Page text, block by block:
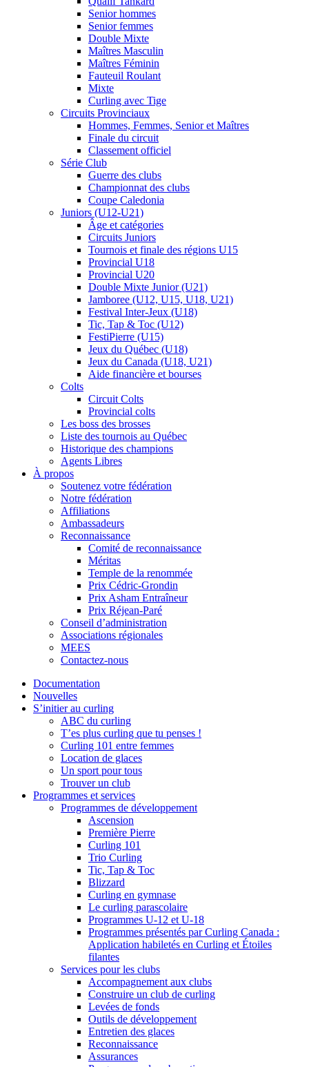
Senior hommes
Senior femmes
Double Mixte
Maîtres Masculin
Maîtres Féminin
Fauteuil Roulant
Mixte
Curling avec Tige
Circuits Provinciaux
Hommes, Femmes, Senior et Maîtres
Finale du circuit
Classement officiel
Série Club
Guerre des clubs
Championnat des clubs
Coupe Caledonia
Juniors (U12-U21)
Âge et catégories
Circuits Juniors
Tournois et finale des régions U15
Provincial U18
Provincial U20
Double Mixte Junior (U21)
Jamboree (U12, U15, U18, U21)
Festival Inter-Jeux (U18)
Tic, Tap & Toc (U12)
FestiPierre (U15)
Jeux du Québec (U18)
Jeux du Canada (U18, U21)
Aide financière et bourses
Colts
Circuit Colts
Provincial colts
Les boss des brosses
Liste des tournois au Québec
Historique des champions
Agents Libres
À propos
Soutenez votre fédération
Notre fédération
Affiliations
Ambassadeurs
Reconnaissance
Comité de reconnaissance
Méritas
Temple de la renommée
Prix Cédric-Grondin
Prix Asham Entraîneur
Prix Réjean-Paré
Conseil d’administration
Associations régionales
MEES
Contactez-nous
Documentation
Nouvelles
S’initier au curling
ABC du curling
T’es plus curling que tu penses !
Curling 101 entre femmes
Location de glaces
Un sport pour tous
Trouver un club
Programmes et services
Programmes de développement
Ascension
Première Pierre
Curling 101
Trio Curling
Tic, Tap & Toc
Blizzard
Curling en gymnase
Le curling parascolaire
Programmes U-12 et U-18
Programmes présentés par Curling Canada :
Application habiletés en Curling et Étoiles
filantes
Services pour les clubs
Accompagnement aux clubs
Construire un club de curling
Levées de fonds
Outils de développement
Entretien des glaces
Reconnaissance
Assurances